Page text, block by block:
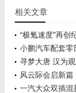
相关文章
“极氪速度”再创
小鹏汽车配套
智能汽车集群
寻梦大唐 汉为
发布会，敬请期
风云际会启新
开业
一汽大众双插混